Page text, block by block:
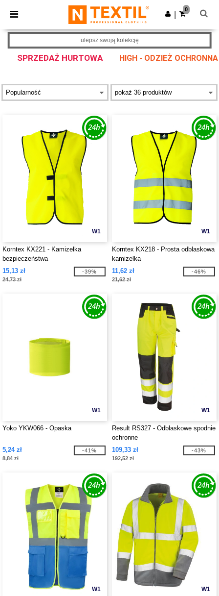
× Aplikacja Ntextil
Lepsze ceny w aplikacji!
Pobierz app
0
SPRZEDAŻ HURTOWA HIGH - ODZIEŻ
ulepsz swoją kolekcję
W1
Korntex KX221 - Kamizelka
bezpieczeństwa
15,13 zł
24,73 zł
-39%
W1
Korntex KX218 - Prosta odblaskowa
kamizelka
11,62 zł
21,62 zł
-46%
W1
Yoko YKW066 - Opaska
5,24 zł
8,84 zł
-41%
W1
Result RS327 - Odblaskowe spodnie
ochronne
109,33 zł
192,52 zł
-43%
W1 W1